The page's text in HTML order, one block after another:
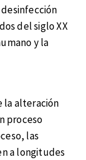
del siglo XX
y la
la alteración
proceso
las
a longitudes